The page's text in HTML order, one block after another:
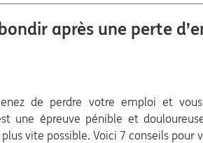
après une perte
de perdre votre emploi et
une épreuve pénible et
vite possible. Voici 7 conseils pour